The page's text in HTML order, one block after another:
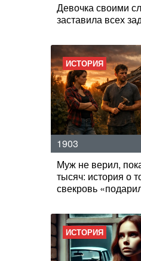
Девочка своими
заставила всех
ИСТОРИЯ
1903
Муж не верил,
тысяч: история о
свекровь
ИСТОРИЯ